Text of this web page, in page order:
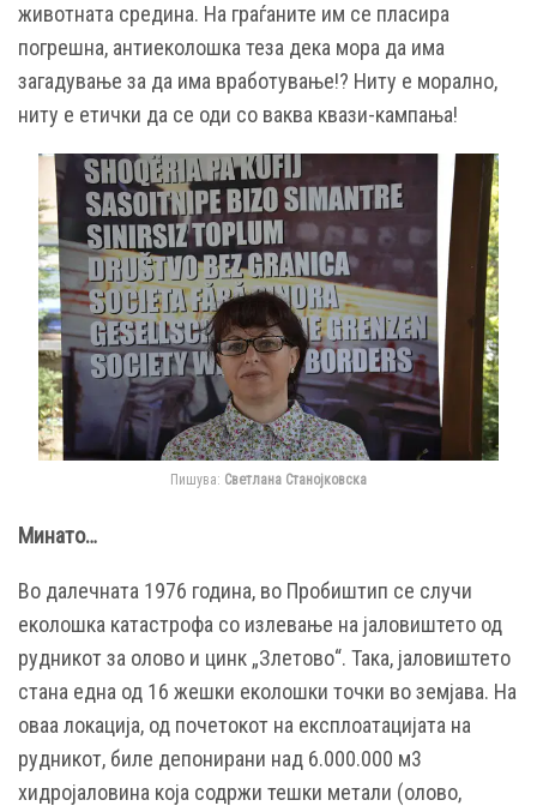
животната средина. На граѓаните им се пласира
погрешна, антиеколошка теза дека мора да има
загадување за да има вработување!? Ниту е морално,
ниту е етички да се оди со ваква квази-кампања!
Пишува: Светлана Станојковска
Минато…
Во далечната 1976 година, во Пробиштип се случи
еколошка катастрофа со излевање на јаловиштето од
рудникот за олово и цинк „Злетово“. Така, јаловиштето
стана една од 16 жешки еколошки точки во земјава. На
оваа локација, од почетокот на експлоатацијата на
рудникот, биле депонирани над 6.000.000 м3
хидројаловина која содржи тешки метали (олово,